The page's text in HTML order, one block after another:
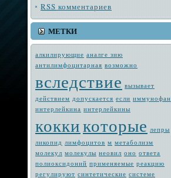
RSS комментариев
МЕТКИ
алкилирующие аналге зию
антилимфоцитарная возмож­но
вследствие вызывает
действием допускается если иммунофан
интерлейкина интерлейкины
коккикоторые лепры
ликопид лимфоцитов м метабо­лизм
молекул молекулы неовил оно ответа
полиоксидоний применяемые реакцию
регулируют синтетические системе